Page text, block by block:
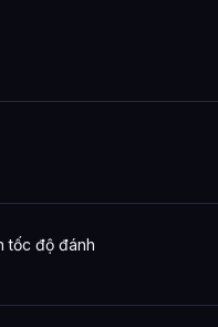
tốc độ đánh